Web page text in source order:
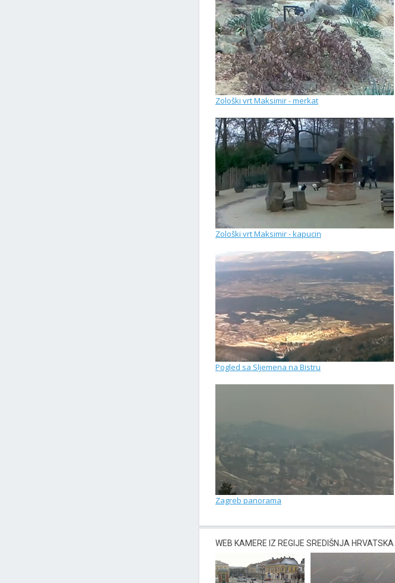
Zološki vrt Maksimir - merkat
Zološki vrt Maksimir - kapucin
Pogled sa Sljemena na Bistru
Zagreb panorama
WEB KAMERE IZ REGIJE SREDIŠNJA HRVATSKA